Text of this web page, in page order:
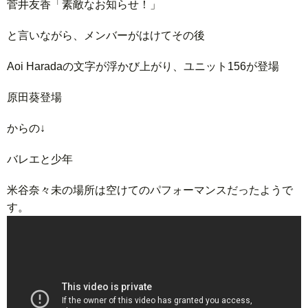
菅井友香「素敵なお知らせ！」
と言いながら、メンバーがはけてその後
Aoi Haradaの文字が浮かび上がり、ユニット156が登場
原田葵登場
からの↓
バレエと少年
米谷奈々未の場所は空けてのパフォーマンスだったようで
す。